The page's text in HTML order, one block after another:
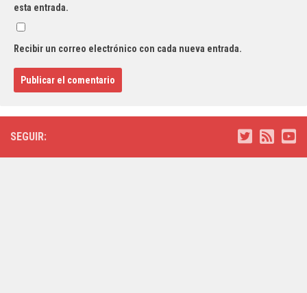
esta entrada.
Recibir un correo electrónico con cada nueva entrada.
SEGUIR: